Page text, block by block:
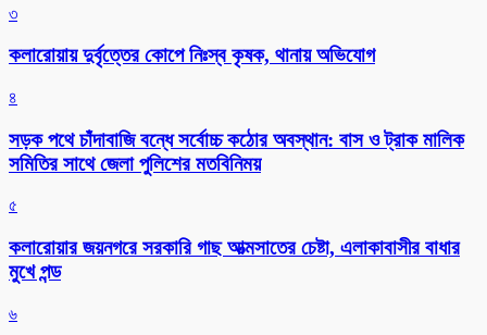
৩
কলারোয়ায় দুর্বৃত্তের কোপে নিঃস্ব কৃষক, থানায় অভিযোগ
৪
সড়ক পথে চাঁদাবাজি বন্ধে সর্বোচ্চ কঠোর অবস্থান: বাস ও ট্রাক মালিক
সমিতির সাথে জেলা পুলিশের মতবিনিময়
৫
কলারোয়ার জয়নগরে সরকারি গাছ আত্মসাতের চেষ্টা, এলাকাবাসীর বাধার
মুখে পন্ড
৬